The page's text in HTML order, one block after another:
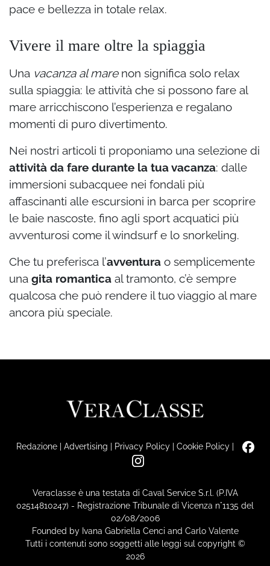
pace e bellezza in totale relax.
Vivere il mare oltre la spiaggia
Una vacanza al marenon significa solo relax
sulla spiaggia: le attività che si possono fare al
mare arricchiscono l’esperienza e regalano
momenti di puro divertimento.
Nei nostri articoli ti proponiamo una selezione di
attività da fare durante la tua vacanza: dalle
immersioni subacquee nei fondali più
affascinanti alle escursioni in barca per scoprire
le baie nascoste, fino agli sport acquatici più
avventurosi come il windsurf e lo snorkeling.
Che tu preferisca l’avventura o semplicemente
una gita romantica al tramonto, c’è sempre
qualcosa che può rendere il tuo viaggio al mare
ancora più speciale.
Redazione| Advertising | Privacy Policy| Cookie Policy|
Veraclasse è una testata di Caval Service S.r.l. (P.IVA
02514810247) - Registrazione Tribunale di Vicenza n°1135 del
02/08/2006
Founded by Ivana Gabriella Cenci and Carlo Valente
Tutti i contenuti sono soggetti alle leggi sul copyright ©
2026